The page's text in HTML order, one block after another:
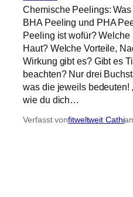
Chemische Peelings:
BHA Peeling und PHA
Peeling ist wofür?
Haut? Welche Vorteile,
Wirkung gibt es? Gibt es
beachten? Nur drei
was die jeweils bedeuten!
wie du dich…
Verfasst vonfitweltweit Cathi